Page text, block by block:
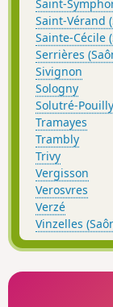
Saint-
Saint-Vérand
Sainte-Cécile
Serrières
Sivignon
Sologny
Solutré-Pouilly
Tramayes
Trambly
Trivy
Vergisson
Verosvres
Verzé
Vinzelles